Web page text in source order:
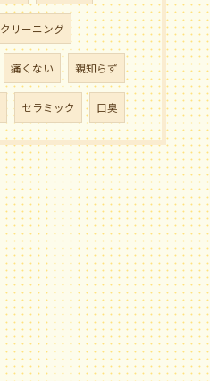
クリーニング
痛くない 親知らず
セラミック 口臭